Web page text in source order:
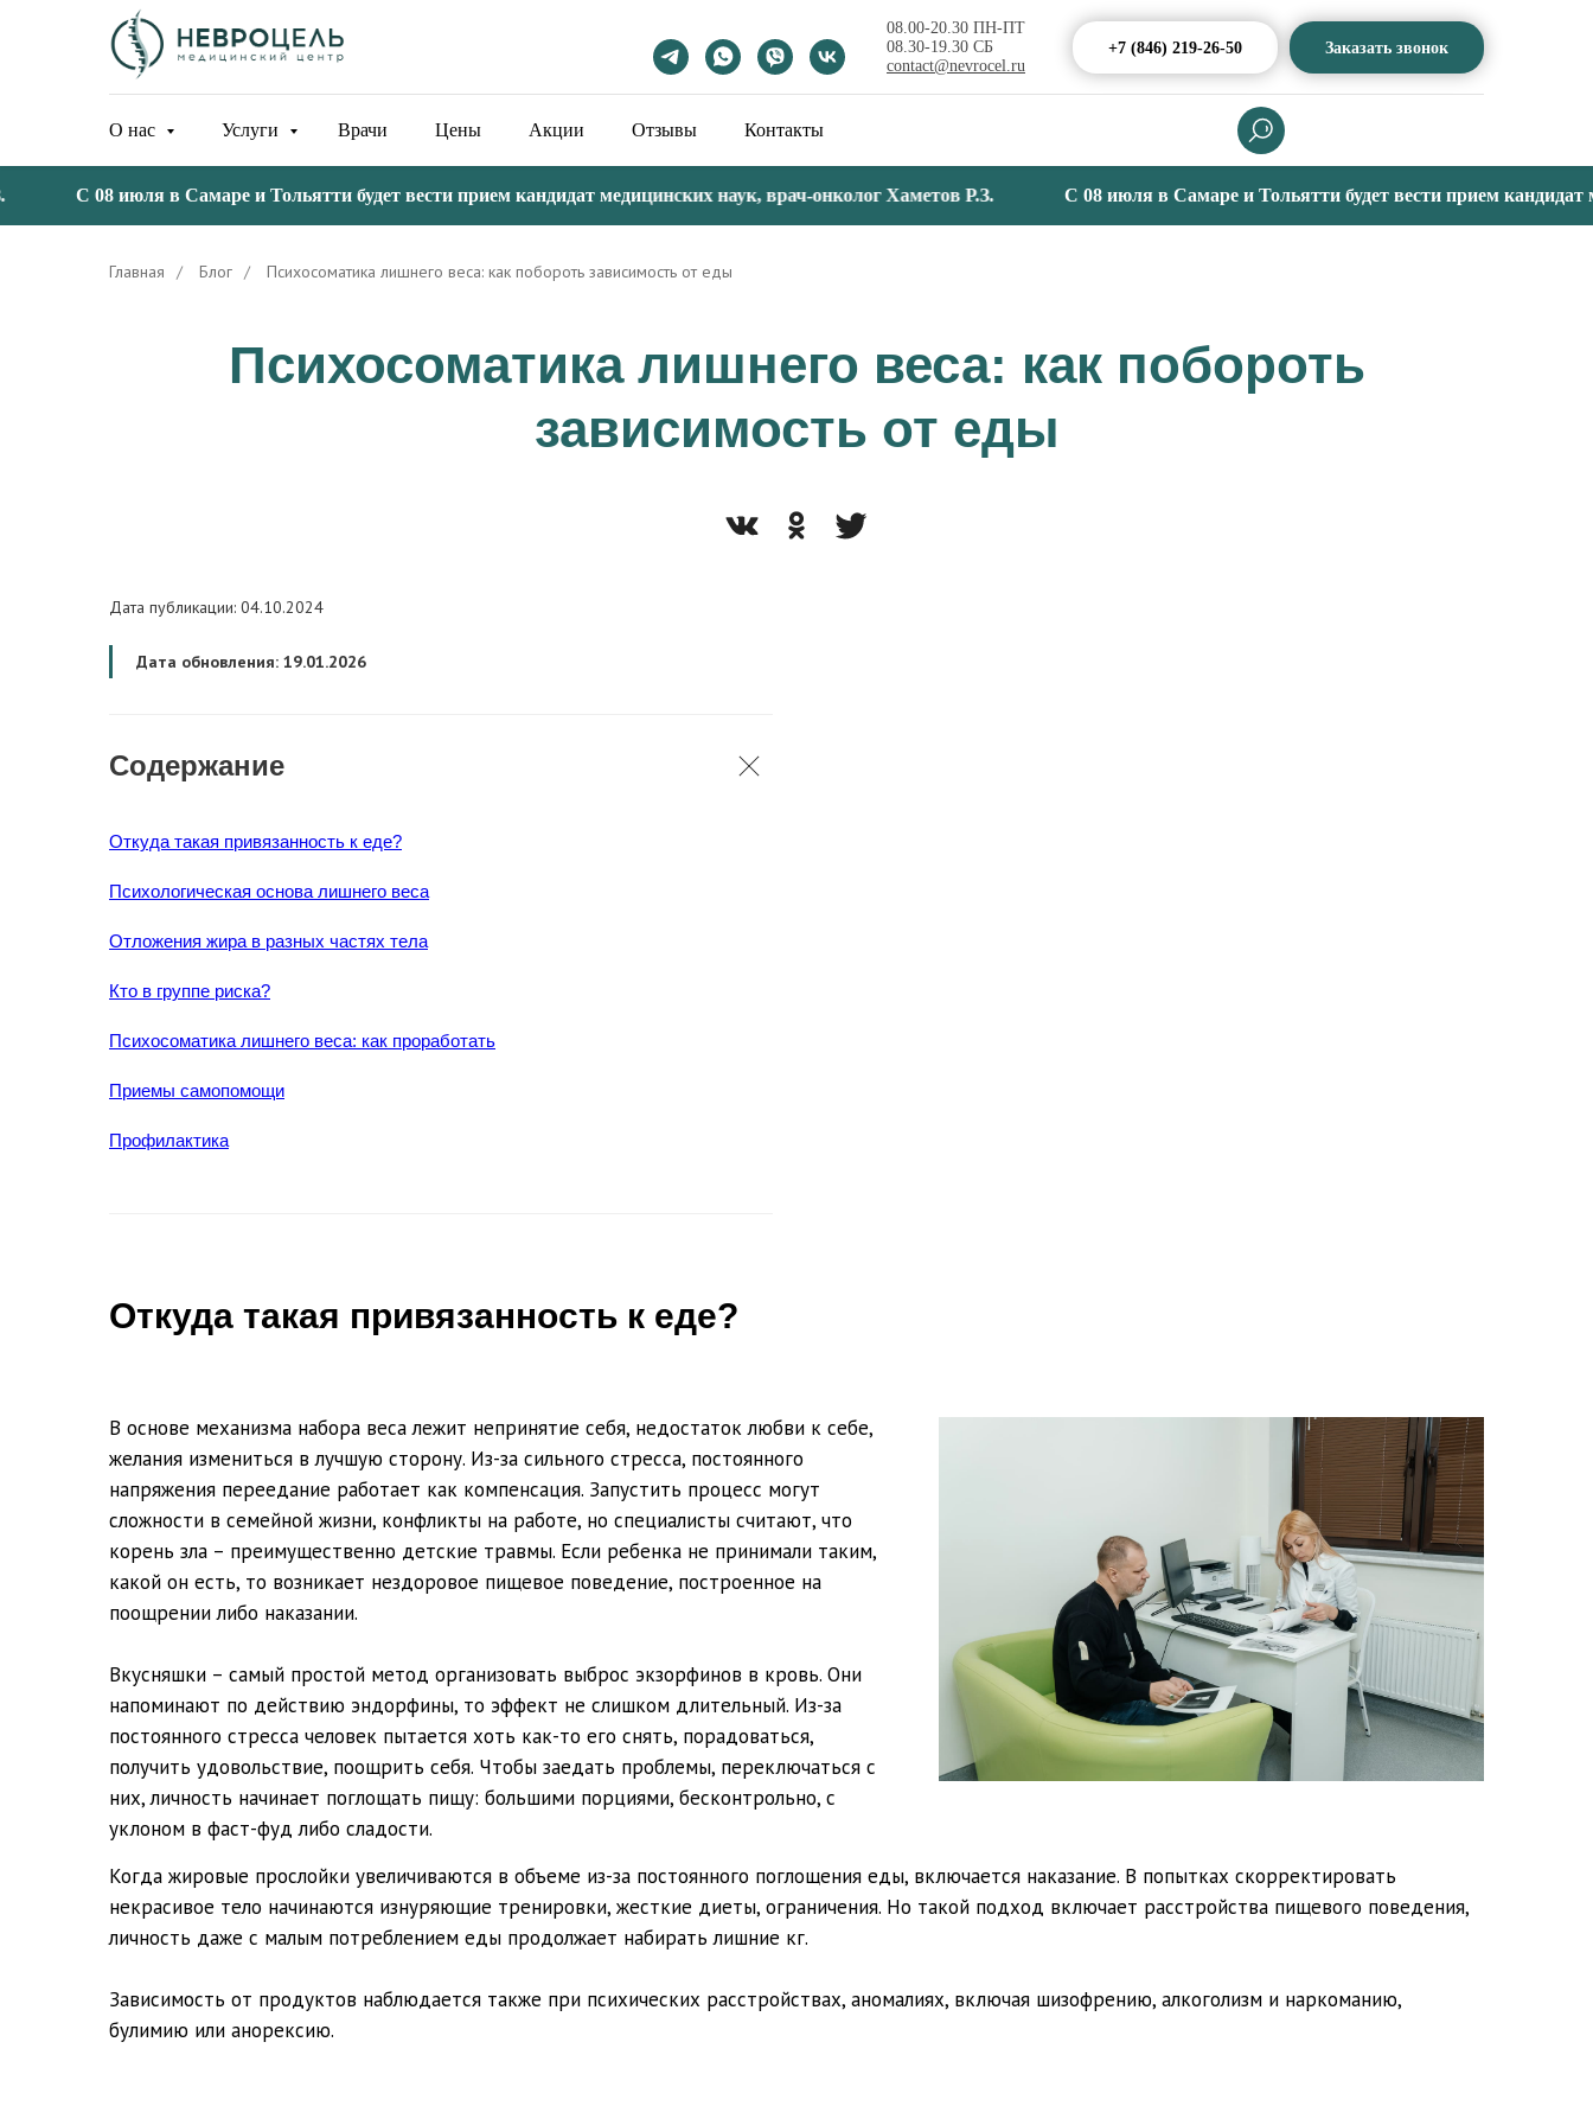
08.00-20.30 ПН-ПТ
08.30-19.30 СБ
contact@nevrocel.ru
+7 (846) 219-26-50 Заказать звонок
О нас Услуги Врачи Цены Акции Отзывы Контакты
С 08 июля в Самаре и Тольятти будет вести прием кандидат медицинских наук, врач-онколог Хаметов Р.З. С 08 июля в Самаре и Тольятти будет вести прием кандидат
Главная / Блог / Психосоматика лишнего веса: как побороть зависимость от еды
Психосоматика лишнего веса: как побороть
зависимость от еды
Дата публикации: 04.10.2024
Дата обновления: 19.01.2026
Содержание
Откуда такая привязанность к еде?
Психологическая основа лишнего веса
Отложения жира в разных частях тела
Кто в группе риска?
Психосоматика лишнего веса: как проработать
Приемы самопомощи
Профилактика
Откуда такая привязанность к еде?
В основе механизма набора веса лежит непринятие себя, недостаток любви к себе,
желания измениться в лучшую сторону. Из-за сильного стресса, постоянного
напряжения переедание работает как компенсация. Запустить процесс могут
сложности в семейной жизни, конфликты на работе, но специалисты считают, что
корень зла – преимущественно детские травмы. Если ребенка не принимали таким,
какой он есть, то возникает нездоровое пищевое поведение, построенное на
поощрении либо наказании.
Вкусняшки – самый простой метод организовать выброс экзорфинов в кровь. Они
напоминают по действию эндорфины, то эффект не слишком длительный. Из-за
постоянного стресса человек пытается хоть как-то его снять, порадоваться,
получить удовольствие, поощрить себя. Чтобы заедать проблемы, переключаться с
них, личность начинает поглощать пищу: большими порциями, бесконтрольно, с
уклоном в фаст-фуд либо сладости.
Когда жировые прослойки увеличиваются в объеме из-за постоянного поглощения еды, включается наказание. В попытках скорректировать
некрасивое тело начинаются изнуряющие тренировки, жесткие диеты, ограничения. Но такой подход включает расстройства пищевого поведения,
личность даже с малым потреблением еды продолжает набирать лишние кг.
Зависимость от продуктов наблюдается также при психических расстройствах, аномалиях, включая шизофрению, алкоголизм и наркоманию,
булимию или анорексию.